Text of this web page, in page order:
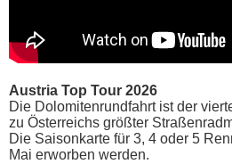
Austria Top Tour 2026
Die Dolomitenrundfahrt ist der
zu Österreichs größter
Die Saisonkarte für 3, 4 oder 5
Mai erworben werden.